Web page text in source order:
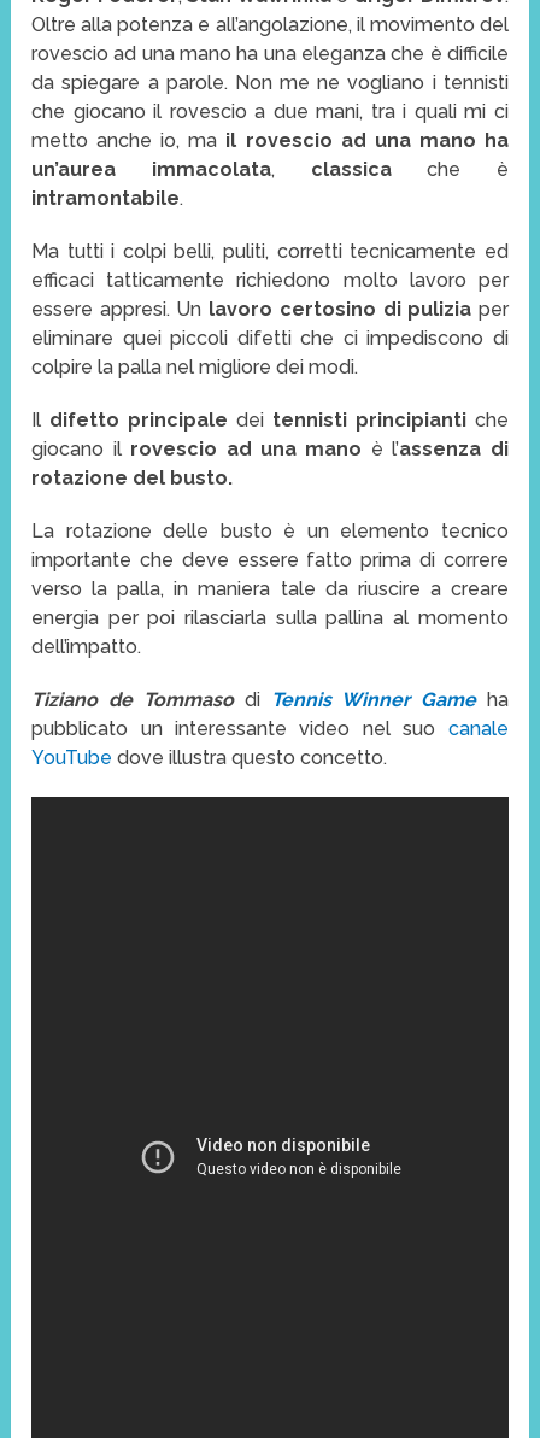
Oltre alla potenza e all’angolazione, il movimento del
rovescio ad una mano ha una eleganza che è difficile
da spiegare a parole. Non me ne vogliano i tennisti
che giocano il rovescio a due mani, tra i quali mi ci
metto anche io, ma il rovescio ad una mano ha
un’aurea immacolata, classicache è
intramontabile.
Ma tutti i colpi belli, puliti, corretti tecnicamente ed
efficaci tatticamente richiedono molto lavoro per
essere appresi. Un lavoro certosino di pulizia per
eliminare quei piccoli difetti che ci impediscono di
colpire la palla nel migliore dei modi.
Il difetto principale dei tennisti principiantiche
giocano il rovescio ad una mano è l’assenza di
rotazione del busto.
La rotazione delle busto è un elemento tecnico
importante che deve essere fatto prima di correre
verso la palla, in maniera tale da riuscire a creare
energia per poi rilasciarla sulla pallina al momento
dell’impatto.
Tiziano de Tommasodi Tennis Winner Gameha
pubblicato un interessante video nel suo canale
YouTube dove illustra questo concetto.